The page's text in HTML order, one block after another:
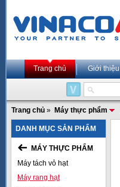
Trang chủ Giới thiệu
Trang chủ » Máy thực phẩm
DANH MỤC SẢN PHẨM
MÁY THỰC PHẨM
Máy tách vỏ hạt
Máy rang hạt